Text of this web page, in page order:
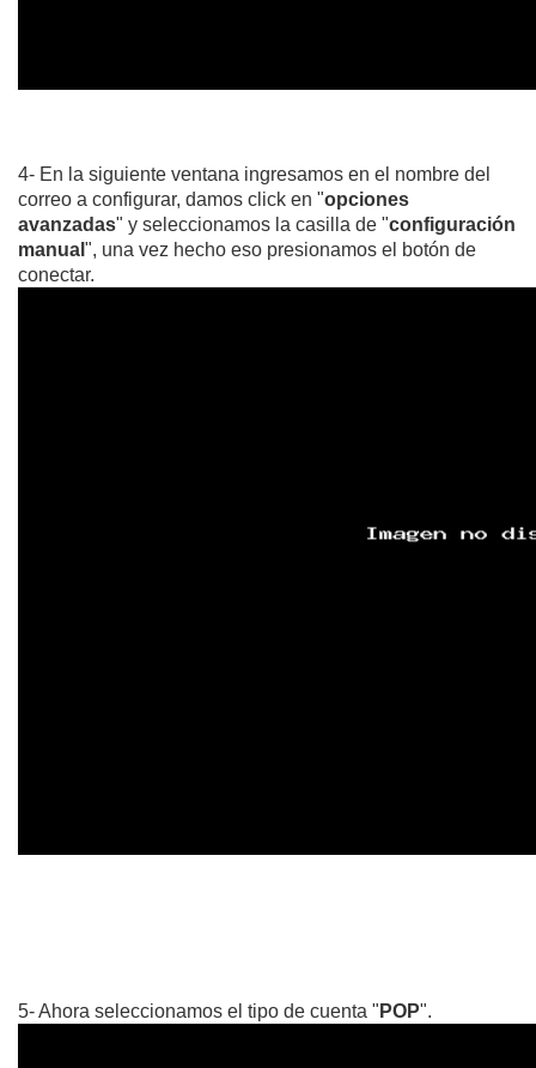
4- En la siguiente ventana ingresamos en el nombre del
correo a configurar, damos click en "opciones
avanzadas" y seleccionamos la casilla de "configuración
manual ", una vez hecho eso presionamos el botón de
conectar.
5- Ahora seleccionamos el tipo de cuenta " POP".